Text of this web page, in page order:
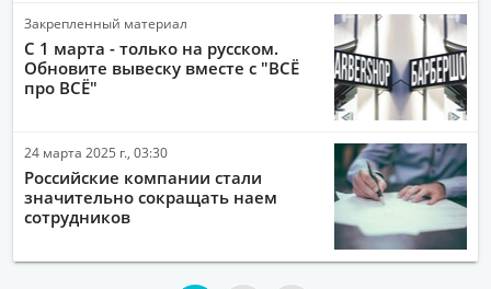
Закрепленный материал
С 1 марта - только на русском.
Обновите вывеску вместе с "ВСЁ
про ВСЁ"
24 марта 2025 г., 03:30
Российские компании стали
значительно сокращать наем
сотрудников